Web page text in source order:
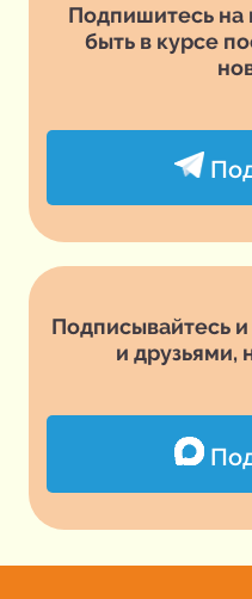
Подпишитесь на
быть в курсе
Подписывайтесь
и друзьями,